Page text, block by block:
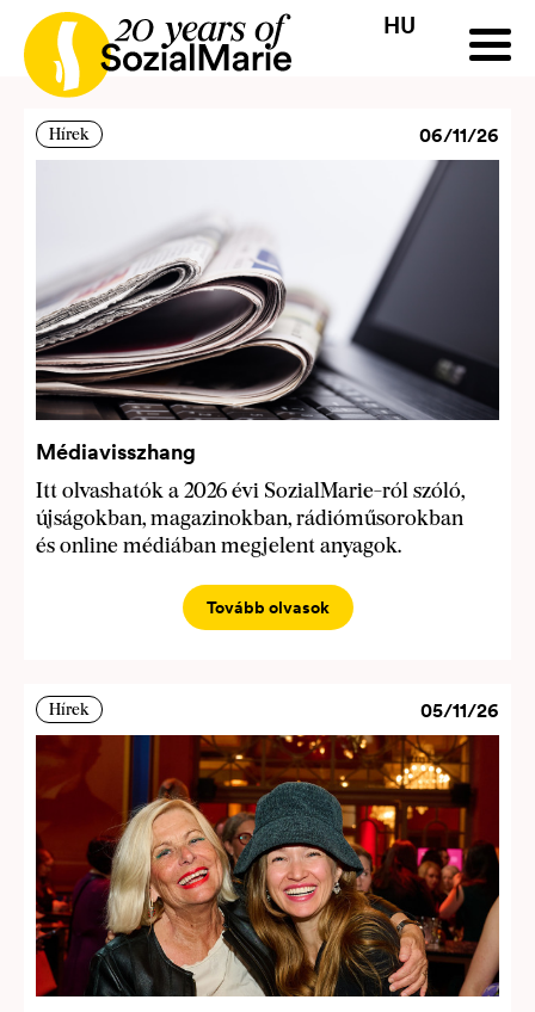
HU
HU SK SL
PályázatProjektekInsights Podcast
Hírek 06/11/26
Médiavisszhang
Itt olvashatók a 2026 évi SozialMarie-ról szóló,
újságokban, magazinokban, rádióműsorokban
és online médiában megjelent anyagok.
Tovább olvasok
Hírek 05/11/26